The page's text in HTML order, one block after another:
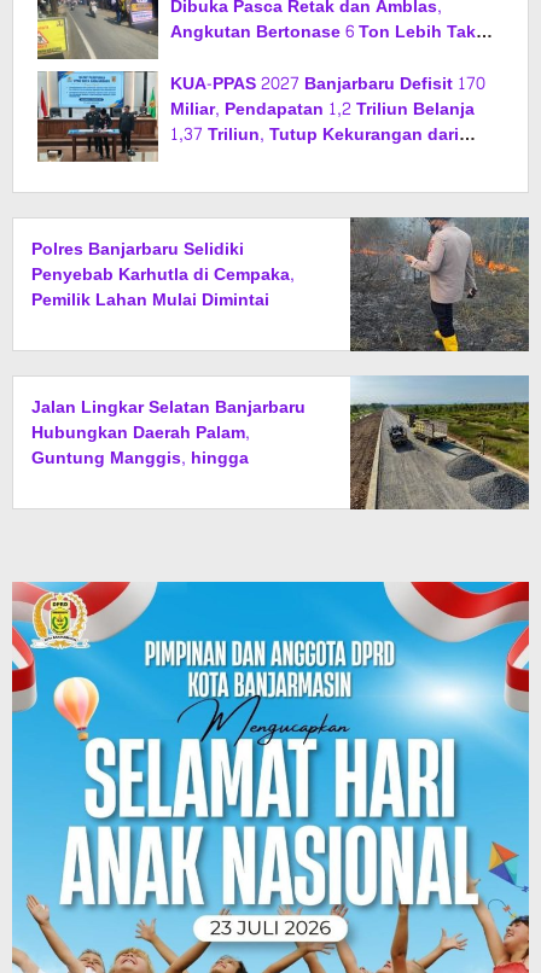
Dibuka Pasca Retak dan Amblas,
Angkutan Bertonase 6 Ton Lebih Tak
KUA-PPAS 2027 Banjarbaru Defisit 170
Miliar, Pendapatan 1,2 Triliun Belanja
1,37 Triliun, Tutup Kekurangan dari
Polres Banjarbaru Selidiki
Penyebab Karhutla di Cempaka,
Pemilik Lahan Mulai Dimintai
Jalan Lingkar Selatan Banjarbaru
Hubungkan Daerah Palam,
Guntung Manggis, hingga
dan Buka Kawasan Baru